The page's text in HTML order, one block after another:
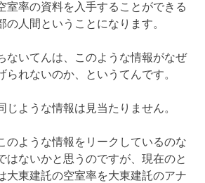
室率の資料を入手することができる
の人間ということになります。
ないてんは、このような情報がなぜ
られないのか、というてんです。
じような情報は見当たりません。
のような情報をリークしているのな
はないかと思うのですが、現在のと
大東建託の空室率を大東建託のアナ